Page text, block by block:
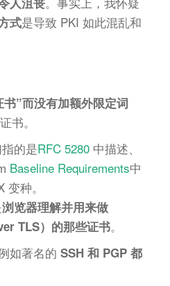
式是导致 PKI 如此混乱和
书”而没有加额外限定词
书。
的是RFC 5280 中描述、
Baseline Requirements中
种。
浏览器理解并用来做
TLS）的那些证书。
如著名的 SSH 和 PGP 都